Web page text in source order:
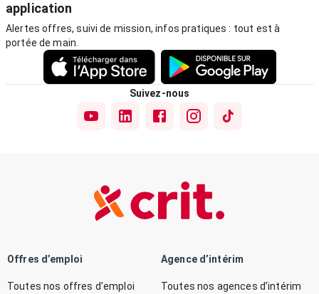
application
Alertes offres, suivi de mission, infos pratiques : tout est à
portée de main.
Suivez-nous
Offres d’emploi
Toutes nos offres d’emploi
Agence d’intérim
Toutes nos agences d’intérim